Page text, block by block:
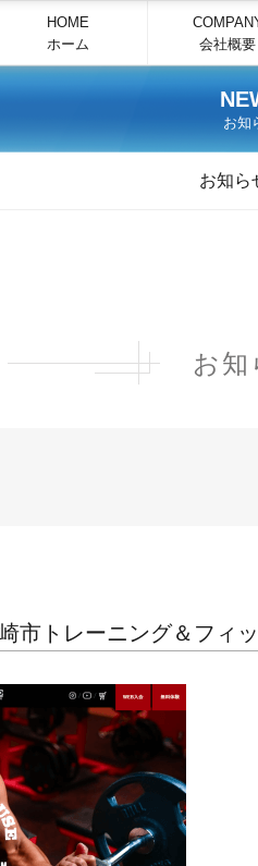
HOME
ホーム
会社概要
お知
お知ら
お知
市トレーニング＆フィ